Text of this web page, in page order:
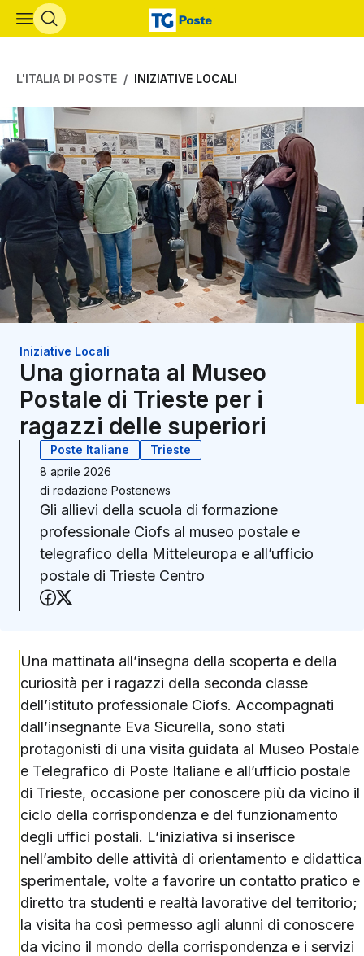
Vai al contenuto principale
L'ITALIA DI POSTE INIZIATIVE LOCALI
Iniziative Locali
Una giornata al Museo
Postale di Trieste per i
ragazzi delle superiori
Poste Italiane
Trieste
8 aprile 2026
di redazione Postenews
Gli allievi della scuola di formazione
professionale Ciofs al museo postale e
telegrafico della Mitteleuropa e all’ufficio
postale di Trieste Centro
Condividi su Facebook
Una mattinata all’insegna della scoperta e della
curiosità per i ragazzi della seconda classe
dell’istituto professionale Ciofs. Accompagnati
dall’insegnante Eva Sicurella, sono stati
protagonisti di una visita guidata al Museo Postale
e Telegrafico di Poste Italiane e all’ufficio postale
di Trieste, occasione per conoscere più da vicino il
ciclo della corrispondenza e del funzionamento
degli uffici postali. L’iniziativa si inserisce
nell’ambito delle attività di orientamento e didattica
sperimentale, volte a favorire un contatto pratico e
diretto tra studenti e realtà lavorative del territorio;
la visita ha così permesso agli alunni di conoscere
da vicino il mondo della corrispondenza e i servizi